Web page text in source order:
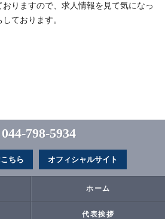
りますので、求人情報を見て気になっ
ております。
044-798-5934
ちら オフィシャルサイト
ホーム
代表挨拶